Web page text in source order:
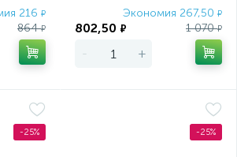
216 ₽
864₽
Экономия 267,50 ₽
802,50 ₽ 1 070₽
- +
-25% -25%